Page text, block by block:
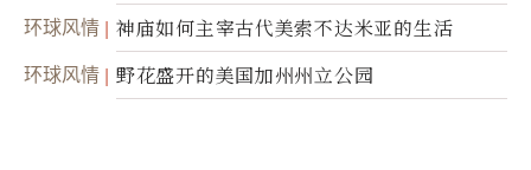
环球风情 神庙如何主宰古代美索不达米亚的生活
环球风情 野花盛开的美国加州州立公园